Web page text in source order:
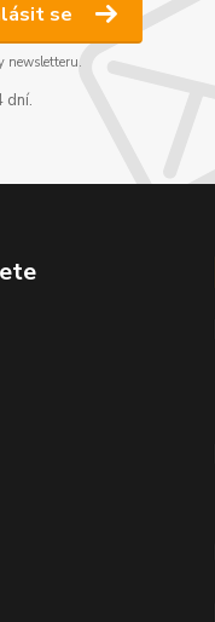
se
newsletteru.
dní.